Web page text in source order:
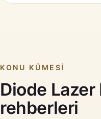
KONU KÜMESI
Diode Lazer
rehberleri